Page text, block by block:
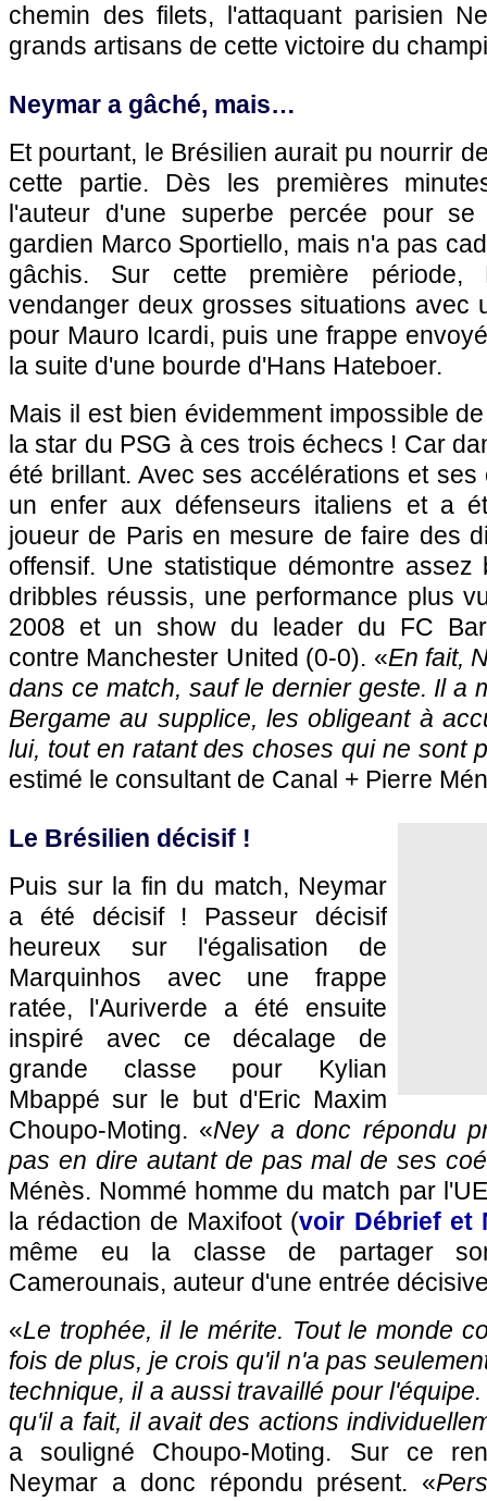
chemin des filets, l'attaquant parisien
grands artisans de cette victoire du
Neymar a gâché, mais…
Et pourtant, le Brésilien aurait pu nourrir
cette partie. Dès les premières
l'auteur d'une superbe percée pour
gardien Marco Sportiello, mais n'a pas
gâchis. Sur cette première période,
vendanger deux grosses situations avec
pour Mauro Icardi, puis une frappe
la suite d'une bourde d'Hans Hateboer.
Mais il est bien évidemment impossible
la star du PSG à ces trois échecs ! Car
été brillant. Avec ses accélérations et
un enfer aux défenseurs italiens et a
joueur de Paris en mesure de faire des
offensif. Une statistique démontre
dribbles réussis, une performance plus
2008 et un show du leader du FC
contre Manchester United (0-0). «En fait,
dans ce match, sauf le dernier geste. Il a
Bergame au supplice, les obligeant à
lui, tout en ratant des choses qui ne sont
estimé le consultant de Canal + Pierre
Le Brésilien décisif !
Puis sur la fin du match, Neymar
a été décisif ! Passeur décisif
heureux sur l'égalisation de
Marquinhos avec une frappe
ratée, l'Auriverde a été ensuite
inspiré avec ce décalage de
grande classe pour Kylian
Mbappé sur le but d'Eric Maxim
Choupo-Moting. «Ney a donc répondu
pas en dire autant de pas mal de ses
Ménès. Nommé homme du match par
la rédaction de Maxifoot (voir Débrief et
même eu la classe de partager
Camerounais, auteur d'une entrée
«Le trophée, il le mérite. Tout le monde
fois de plus, je crois qu'il n'a pas
technique, il a aussi travaillé pour
qu'il a fait, il avait des actions
a souligné Choupo-Moting. Sur ce
Neymar a donc répondu présent. «